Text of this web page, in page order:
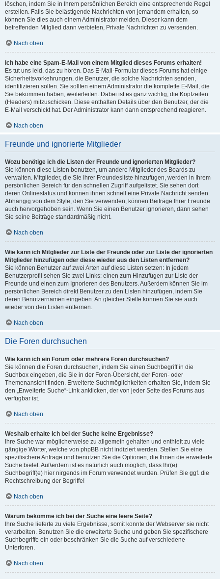
löschen, indem Sie in Ihrem persönlichen Bereich eine entsprechende Regel
erstellen. Falls Sie belästigende Nachrichten von jemandem erhalten, so
können Sie dies auch einem Administrator melden. Dieser kann dem
betreffenden Mitglied dann verbieten, Private Nachrichten zu versenden.
Nach oben
Ich habe eine Spam-E-Mail von einem Mitglied dieses Forums erhalten!
Es tut uns leid, das zu hören. Das E-Mail-Formular dieses Forums hat einige
Sicherheitsvorkehrungen, die Benutzer, die solche Nachrichten senden,
identifizieren sollen. Sie sollten einem Administrator die komplette E-Mail, die
Sie bekommen haben, weiterleiten. Dabei ist es ganz wichtig, die Kopfzeilen
(Headers) mitzuschicken. Diese enthalten Details über den Benutzer, der die
E-Mail verschickt hat. Der Administrator kann dann entsprechend reagieren.
Nach oben
Freunde und ignorierte Mitglieder
Wozu benötige ich die Listen der Freunde und ignorierten Mitglieder?
Sie können diese Listen benutzen, um andere Mitglieder des Boards zu
verwalten. Mitglieder, die Sie Ihrer Freundesliste hinzufügen, werden in Ihrem
persönlichen Bereich für den schnellen Zugriff aufgelistet. Sie sehen dort
deren Onlinestatus und können ihnen schnell eine Private Nachricht senden.
Abhängig von dem Style, den Sie verwenden, können Beiträge Ihrer Freunde
auch hervorgehoben sein. Wenn Sie einen Benutzer ignorieren, dann sehen
Sie seine Beiträge standardmäßig nicht.
Nach oben
Wie kann ich Mitglieder zur Liste der Freunde oder zur Liste der ignorierten
Mitglieder hinzufügen oder diese wieder aus den Listen entfernen?
Sie können Benutzer auf zwei Arten auf diese Listen setzen: In jedem
Benutzerprofil sehen Sie zwei Links: einen zum Hinzufügen zur Liste der
Freunde und einen zum Ignorieren des Benutzers. Außerdem können Sie im
persönlichen Bereich direkt Benutzer zu den Listen hinzufügen, indem Sie
deren Benutzernamen eingeben. An gleicher Stelle können Sie sie auch
wieder von den Listen entfernen.
Nach oben
Die Foren durchsuchen
Wie kann ich ein Forum oder mehrere Foren durchsuchen?
Sie können die Foren durchsuchen, indem Sie einen Suchbegriff in die
Suchbox eingeben, die Sie in der Foren-Übersicht, der Foren- oder
Themenansicht finden. Erweiterte Suchmöglichkeiten erhalten Sie, indem Sie
den „Erweiterte Suche“-Link anklicken, der von jeder Seite des Forums aus
verfügbar ist.
Nach oben
Weshalb erhalte ich bei der Suche keine Ergebnisse?
Ihre Suche war möglicherweise zu allgemein gehalten und enthielt zu viele
gängige Wörter, welche von phpBB nicht indiziert werden. Stellen Sie eine
spezifischere Anfrage und benutzen Sie die Optionen, die Ihnen die erweiterte
Suche bietet. Außerdem ist es natürlich auch möglich, dass Ihr(e)
Suchbegriff(e) hier nirgends im Forum verwendet wurden. Prüfen Sie ggf. die
Rechtschreibung der Begriffe!
Nach oben
Warum bekomme ich bei der Suche eine leere Seite?
Ihre Suche lieferte zu viele Ergebnisse, somit konnte der Webserver sie nicht
verarbeiten. Benutzen Sie die erweiterte Suche und geben Sie spezifischere
Suchbegriffe ein oder beschränken Sie die Suche auf verschiedene
Unterforen.
Nach oben